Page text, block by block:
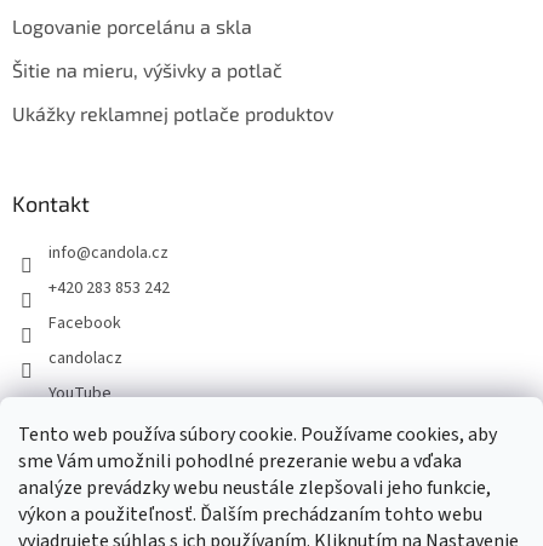
Tento web používa súbory cookie. Používame cookies, aby
sme Vám umožnili pohodlné prezeranie webu a vďaka
analýze prevádzky webu neustále zlepšovali jeho funkcie,
výkon a použiteľnosť. Ďalším prechádzaním tohto webu
Logovanie porcelánu a skla
Šitie na mieru, výšivky a potlač
Ukážky reklamnej potlače produktov
Kontakt
info@candola.cz
+420 283 853 242
Facebook
candolacz
YouTube
Prijímame online platby